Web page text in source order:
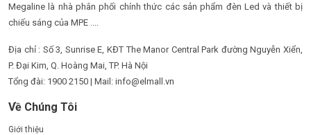
Megaline là nhà phân phối chính thức các sản phẩm đèn Led và thiết bị
chiếu sáng của MPE ....
Địa chỉ : Số 3, Sunrise E, KĐT The Manor Central Park đường Nguyễn Xiển,
P. Đại Kim, Q. Hoàng Mai, TP. Hà Nội
Tổng đài: 1900 2150 | Mail: info@elmall.vn
Về Chúng Tôi
Giới thiệu